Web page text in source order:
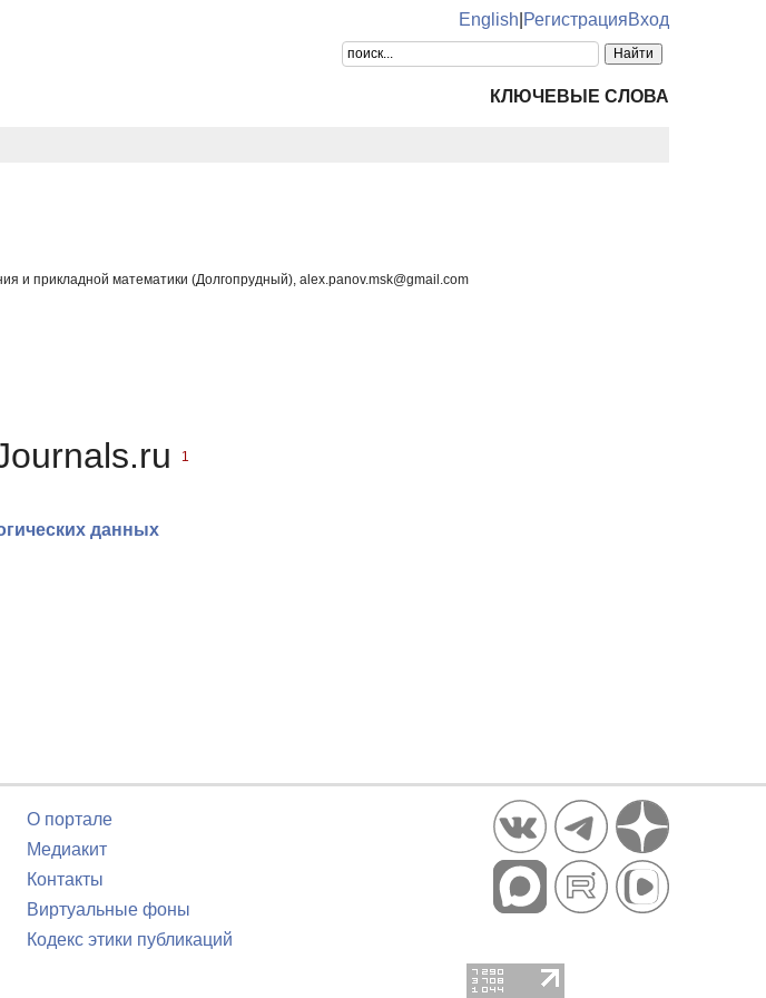
English РегистрацияВход
КЛЮЧЕВЫЕ СЛОВА
и прикладной математики (Долгопрудный), alex.panov.msk@gmail.com
1
данных
О портале
Медиакит
Контакты
Виртуальные фоны
Кодекс этики публикаций